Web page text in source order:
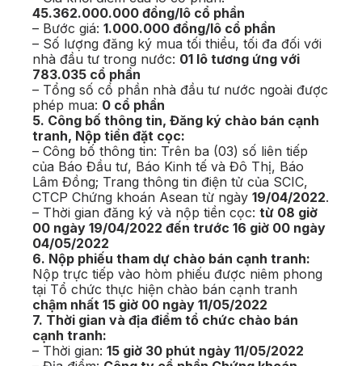
45.362.000.000 đồng/lô cổ phần
– Bước giá: 1.000.000 đồng/lô cổ phần
– Số lượng đăng ký mua tối thiểu, tối đa đối với
nhà đầu tư trong nước: 01 lô tương ứng với
783.035 cổ phần
– Tổng số cổ phần nhà đầu tư nước ngoài được
phép mua: 0 cổ phần
5. Công bố thông tin, Đăng ký chào bán cạnh
tranh, Nộp tiền đặt cọc:
– Công bố thông tin: Trên ba (03) số liên tiếp
của Báo Đầu tư, Báo Kinh tế và Đô Thị, Báo
Lâm Đồng; Trang thông tin điện tử của SCIC,
CTCP Chứng khoán Asean từ ngày 19/04/2022.
– Thời gian đăng ký và nộp tiền cọc: từ 08 giờ
00 ngày 19/04/2022 đến trước 16 giờ 00 ngày
04/05/2022
6. Nộp phiếu tham dự chào bán cạnh tranh:
Nộp trực tiếp vào hòm phiếu được niêm phong
tại Tổ chức thực hiện chào bán cạnh tranh
chậm nhất 15 giờ 00 ngày 11/05/2022
7. Thời gian và địa điểm tổ chức chào bán
cạnh tranh:
– Thời gian: 15 giờ 30 phút ngày 11/05/2022